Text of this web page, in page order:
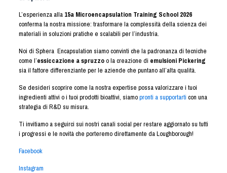
L’esperienza alla 15a Microencapsulation Training School 2026
conferma la nostra missione: trasformare la complessità della scienza dei
materiali in soluzioni pratiche e scalabili per l’industria.
Noi di Sphera Encapsulation siamo convinti che la padronanza di tecniche
come l’essiccazione a spruzzoo la creazione di emulsioni Pickering
sia il fattore differenziante per le aziende che puntano all’alta qualità.
Se desideri scoprire come la nostra expertise possa valorizzare i tuoi
ingredienti attivi o i tuoi prodotti bioattivi, siamopronti a supportarti con una
strategia di R&D su misura.
Ti invitiamo a seguirci sui nostri canali social per restare aggiornato su tutti
i progressi e le novità che porteremo direttamente da Loughborough!
Facebook
Instagram